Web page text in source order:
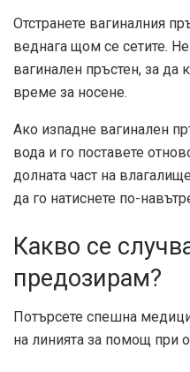
Отстранете вагиналния
веднага щом се сетите.
вагинален пръстен, за да
време за носене.
Ако изпадне вагинален
вода и го поставете
долната част на
да го натиснете по-
Какво се
предозирам?
Потърсете спешна
на линията за помощ при